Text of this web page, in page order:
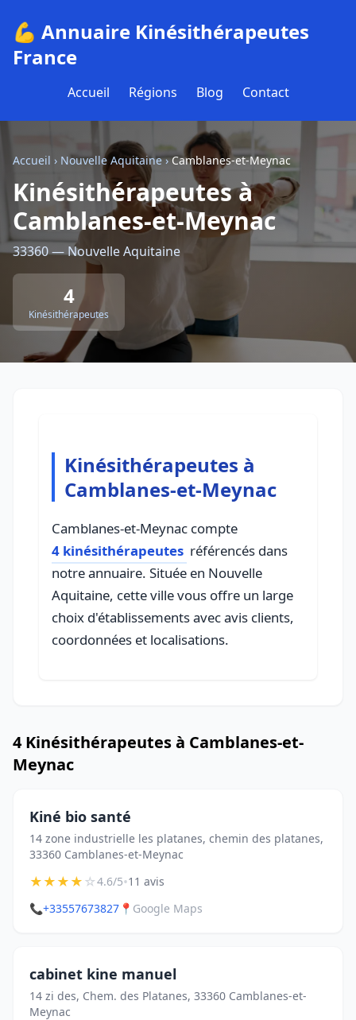
💪 Annuaire Kinésithérapeutes
France
Accueil Régions Blog Contact
Accueil › Nouvelle Aquitaine›Camblanes-et-Meynac
Kinésithérapeutes à
Camblanes-et-Meynac
33360 — Nouvelle Aquitaine
4
Kinésithérapeutes
Kinésithérapeutes à
Camblanes-et-Meynac
Camblanes-et-Meynac compte
4 kinésithérapeutes référencés dans
notre annuaire. Située en Nouvelle
Aquitaine, cette ville vous offre un large
choix d'établissements avec avis clients,
coordonnées et localisations.
4 Kinésithérapeutes à Camblanes-et-
Meynac
Kiné bio santé
14 zone industrielle les platanes, chemin des platanes,
33360 Camblanes-et-Meynac
★★★★☆4.6/5•11 avis
📞+33557673827 📍 Google Maps
cabinet kine manuel
14 zi des, Chem. des Platanes, 33360 Camblanes-et-
Meynac